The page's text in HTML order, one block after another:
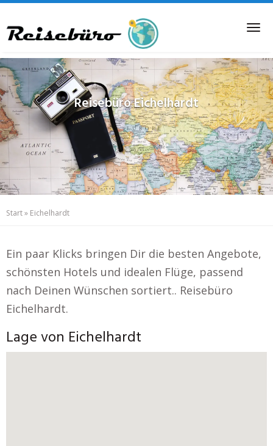
to
main
content
ReisebüroEichelhardt
Start» Eichelhardt
Ein paar Klicks bringen Dir die besten Angebote,
schönsten Hotels und idealen Flüge, passend
nach Deinen Wünschen sortiert.. Reisebüro
Eichelhardt.
Lage von Eichelhardt